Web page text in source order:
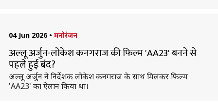
04 Jun 2026 • मनोरंजन
अल्लू अर्जुन-लोकेश कनगराज की फिल्म 'AA23' बनने से
पहले हुई बंद?
अल्लू अर्जुन ने निर्देशक लोकेश कनगराज के साथ मिलकर फिल्म
'AA23' का ऐलान किया था।